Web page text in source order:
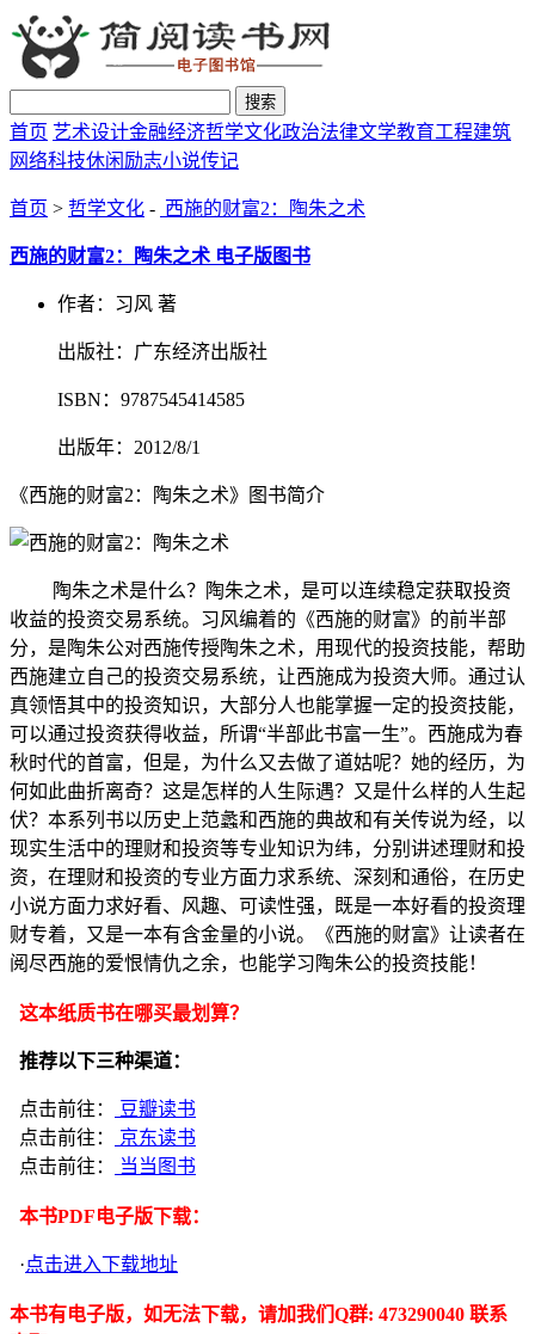
搜索
首页 艺术设计金融经济哲学文化政治法律文学教育工程建筑
网络科技休闲励志小说传记
首页 > 哲学文化 - 西施的财富2：陶朱之术
西施的财富2：陶朱之术 电子版图书
作者：习风 著
出版社：广东经济出版社
ISBN：9787545414585
出版年：2012/8/1
《西施的财富2：陶朱之术》图书简介
陶朱之术是什么？陶朱之术，是可以连续稳定获取投资
收益的投资交易系统。习风编着的《西施的财富》的前半部
分，是陶朱公对西施传授陶朱之术，用现代的投资技能，帮助
西施建立自己的投资交易系统，让西施成为投资大师。通过认
真领悟其中的投资知识，大部分人也能掌握一定的投资技能，
可以通过投资获得收益，所谓“半部此书富一生”。西施成为春
秋时代的首富，但是，为什么又去做了道姑呢？她的经历，为
何如此曲折离奇？这是怎样的人生际遇？又是什么样的人生起
伏？本系列书以历史上范蠡和西施的典故和有关传说为经，以
现实生活中的理财和投资等专业知识为纬，分别讲述理财和投
资，在理财和投资的专业方面力求系统、深刻和通俗，在历史
小说方面力求好看、风趣、可读性强，既是一本好看的投资理
财专着，又是一本有含金量的小说。《西施的财富》让读者在
阅尽西施的爱恨情仇之余，也能学习陶朱公的投资技能！
这本纸质书在哪买最划算？
推荐以下三种渠道：
点击前往：
豆瓣读书
点击前往：
京东读书
点击前往：
当当图书
本书PDF电子版下载：
·点击进入下载地址
本书有电子版，如无法下载，请加我们Q群: 473290040 联系